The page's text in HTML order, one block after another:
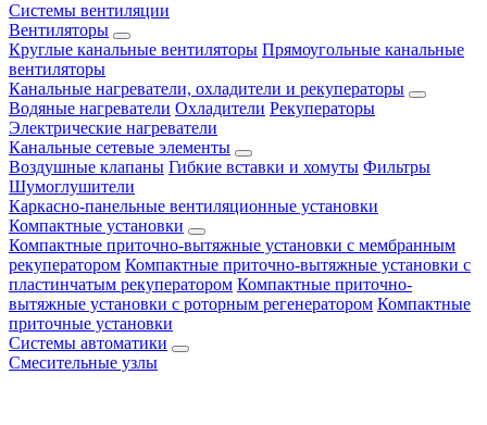
Системы вентиляции
Вентиляторы
Круглые канальные вентиляторы Прямоугольные канальные
вентиляторы
Канальные нагреватели, охладители и рекуператоры
Водяные нагреватели Охладители Рекуператоры
Электрические нагреватели
Канальные сетевые элементы
Воздушные клапаны Гибкие вставки и хомуты Фильтры
Шумоглушители
Каркасно-панельные вентиляционные установки
Компактные установки
Компактные приточно-вытяжные установки с мембранным
рекуператором Компактные приточно-вытяжные установки с
пластинчатым рекуператором Компактные приточно-
вытяжные установки с роторным регенератором Компактные
приточные установки
Системы автоматики
Смесительные узлы